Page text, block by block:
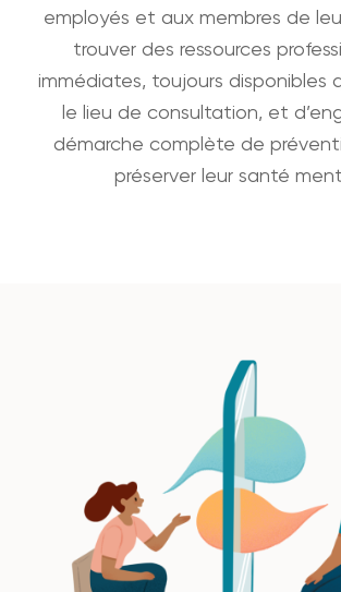
employés et aux membres de
trouver des ressources
immédiates, toujours disponibles
le lieu de consultation, et
démarche complète de
préserver leur santé